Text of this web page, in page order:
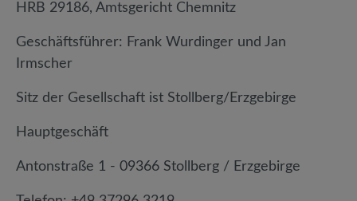
HRB 29186, Amtsgericht Chemnitz
Geschäftsführer: Frank Wurdinger und Jan
Irmscher
Sitz der Gesellschaft ist Stollberg/Erzgebirge
Hauptgeschäft
Antonstraße 1 - 09366 Stollberg / Erzgebirge